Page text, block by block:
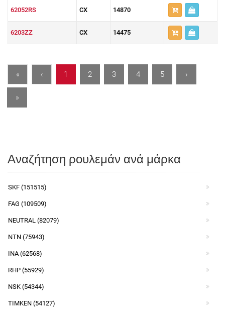
62052RS CX 14870
6203ZZ CX 14475
« ‹ 1 2 3 4 5 ›
»
Αναζήτηση ρουλεμάν ανά μάρκα
SKF (151515)
FAG (109509)
NEUTRAL (82079)
NTN (75943)
INA (62568)
RHP (55929)
NSK (54344)
TIMKEN (54127)